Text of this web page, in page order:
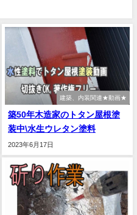
建築、内装関連★動画★
築50年木造家のトタン屋根塗
装中\水生ウレタン塗料
2023年6月17日